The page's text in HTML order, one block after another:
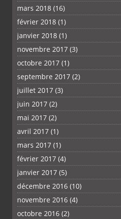
mars 2018 (16)
février 2018 (1)
janvier 2018 (1)
novembre 2017 (3)
octobre 2017 (1)
septembre 2017 (2)
juillet 2017 (3)
juin 2017 (2)
mai 2017 (2)
avril 2017 (1)
mars 2017 (1)
février 2017 (4)
janvier 2017 (5)
décembre 2016 (10)
novembre 2016 (4)
octobre 2016 (2)